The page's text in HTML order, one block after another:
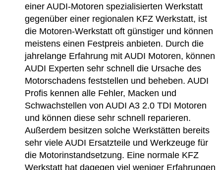
einer AUDI-Motoren spezialisierten Werkstatt
gegenüber einer regionalen KFZ Werkstatt, ist
die Motoren-Werkstatt oft günstiger und können
meistens einen Festpreis anbieten. Durch die
jahrelange Erfahrung mit AUDI Motoren, können
AUDI Experten sehr schnell die Ursache des
Motorschadens feststellen und beheben. AUDI
Profis kennen alle Fehler, Macken und
Schwachstellen von AUDI A3 2.0 TDI Motoren
und können diese sehr schnell reparieren.
Außerdem besitzen solche Werkstätten bereits
sehr viele AUDI Ersatzteile und Werkzeuge für
die Motorinstandsetzung. Eine normale KFZ
Werkstatt hat dagegen viel weniger Erfahrungen